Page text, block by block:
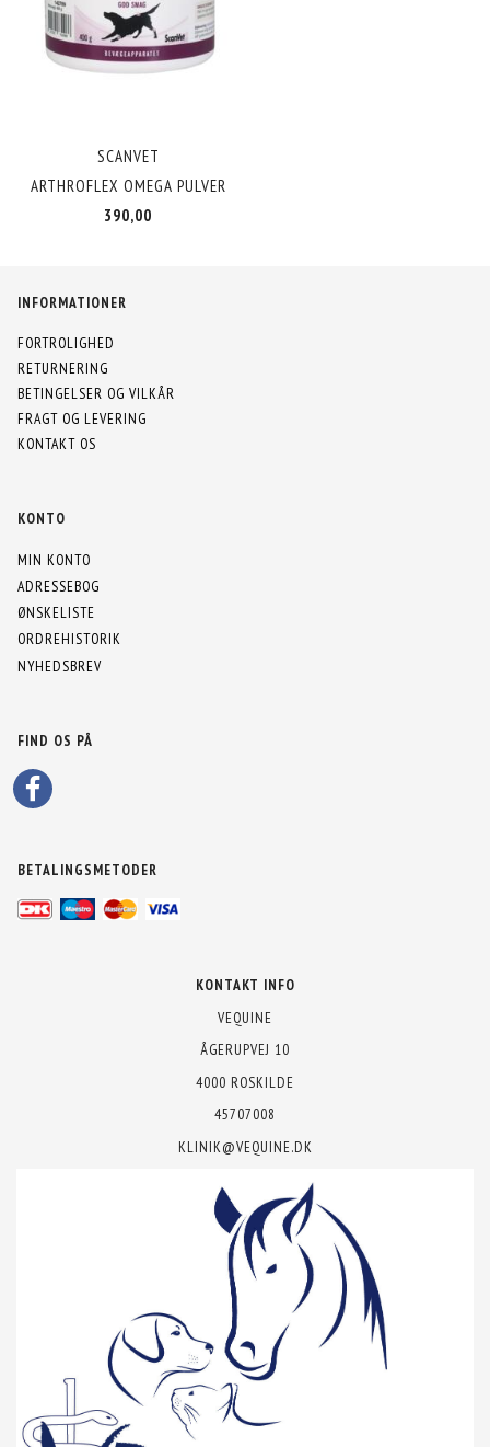
SCANVET
ARTHROFLEX OMEGA PULVER
390,00
INFORMATIONER
FORTROLIGHED
RETURNERING
BETINGELSER OG VILKÅR
FRAGT OG LEVERING
KONTAKT OS
KONTO
MIN KONTO
ADRESSEBOG
ØNSKELISTE
ORDREHISTORIK
NYHEDSBREV
FIND OS PÅ
BETALINGSMETODER
KONTAKT INFO
VEQUINE
ÅGERUPVEJ 10
4000 ROSKILDE
45707008
KLINIK@VEQUINE.DK